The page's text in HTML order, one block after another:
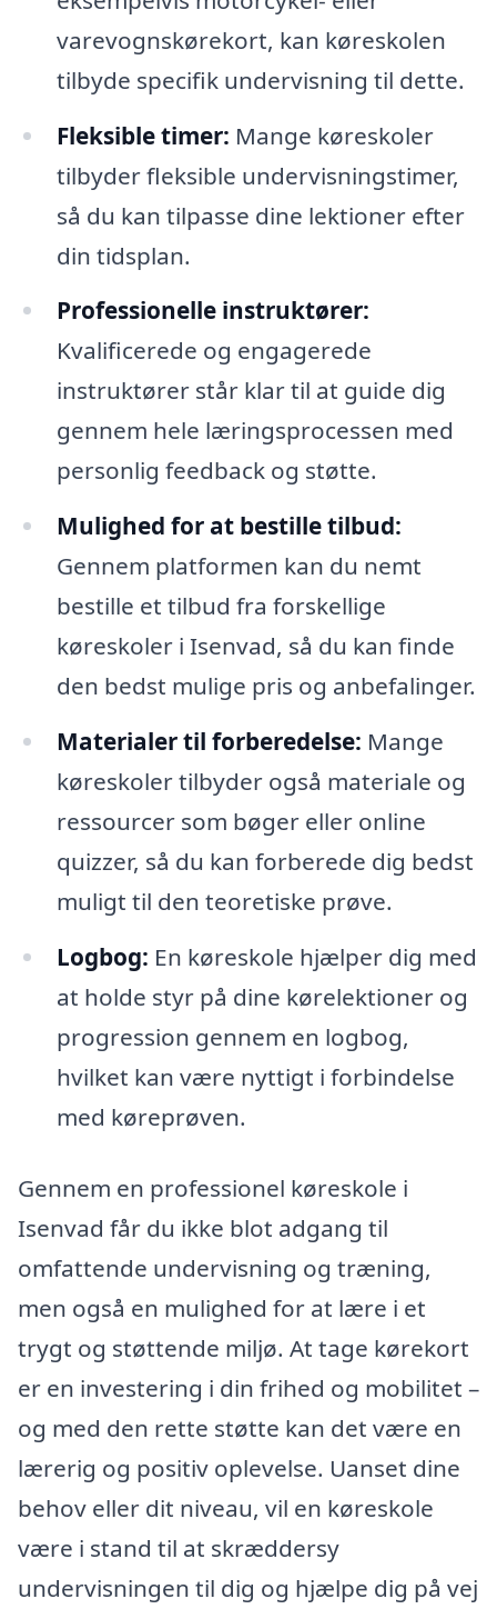
varevognskørekort, kan køreskolen
tilbyde specifik undervisning til dette.
Fleksible timer: Mange køreskoler
tilbyder fleksible undervisningstimer,
så du kan tilpasse dine lektioner efter
din tidsplan.
Professionelle instruktører:
Kvalificerede og engagerede
instruktører står klar til at guide dig
gennem hele læringsprocessen med
personlig feedback og støtte.
Mulighed for at bestille tilbud:
Gennem platformen kan du nemt
bestille et tilbud fra forskellige
køreskoler i Isenvad, så du kan finde
den bedst mulige pris og anbefalinger.
Materialer til forberedelse: Mange
køreskoler tilbyder også materiale og
ressourcer som bøger eller online
quizzer, så du kan forberede dig bedst
muligt til den teoretiske prøve.
Logbog: En køreskole hjælper dig med
at holde styr på dine kørelektioner og
progression gennem en logbog,
hvilket kan være nyttigt i forbindelse
med køreprøven.
Gennem en professionel køreskole i
Isenvad får du ikke blot adgang til
omfattende undervisning og træning,
men også en mulighed for at lære i et
trygt og støttende miljø. At tage kørekort
er en investering i din frihed og mobilitet –
og med den rette støtte kan det være en
lærerig og positiv oplevelse. Uanset dine
behov eller dit niveau, vil en køreskole
være i stand til at skræddersy
undervisningen til dig og hjælpe dig på vej